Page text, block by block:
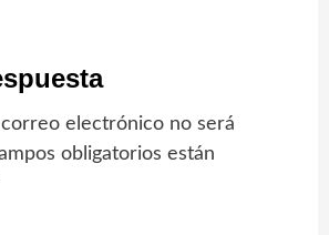
electrónico no será
obligatorios están